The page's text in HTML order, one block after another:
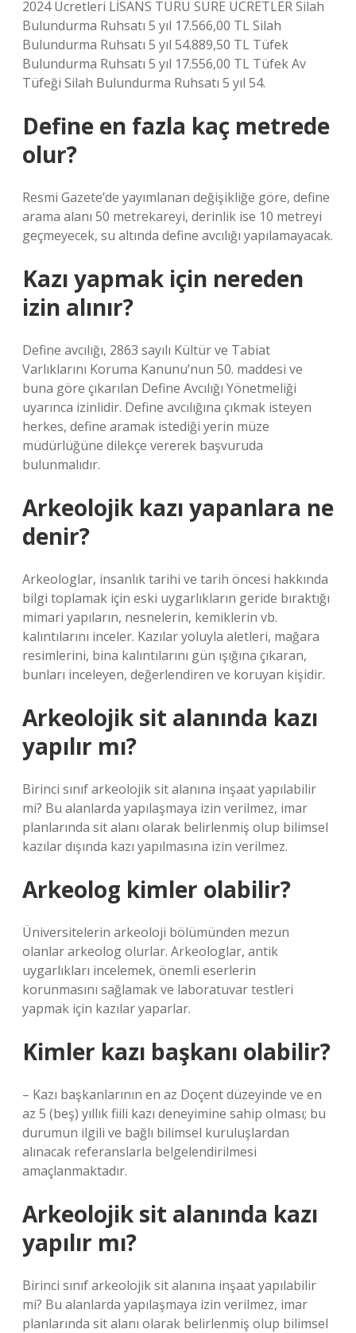
2024 Ücretleri LİSANS TÜRÜ SÜRE ÜCRETLER Silah
Bulundurma Ruhsatı 5 yıl 17.566,00 TL Silah
Bulundurma Ruhsatı 5 yıl 54.889,50 TL Tüfek
Bulundurma Ruhsatı 5 yıl 17.556,00 TL Tüfek Av
Tüfeği Silah Bulundurma Ruhsatı 5 yıl 54.
Define en fazla kaç metrede
olur?
Resmi Gazete’de yayımlanan değişikliğe göre, define
arama alanı 50 metrekareyi, derinlik ise 10 metreyi
geçmeyecek, su altında define avcılığı yapılamayacak.
Kazı yapmak için nereden
izin alınır?
Define avcılığı, 2863 sayılı Kültür ve Tabiat
Varlıklarını Koruma Kanunu’nun 50. maddesi ve
buna göre çıkarılan Define Avcılığı Yönetmeliği
uyarınca izinlidir. Define avcılığına çıkmak isteyen
herkes, define aramak istediği yerin müze
müdürlüğüne dilekçe vererek başvuruda
bulunmalıdır.
Arkeolojik kazı yapanlara ne
denir?
Arkeologlar, insanlık tarihi ve tarih öncesi hakkında
bilgi toplamak için eski uygarlıkların geride bıraktığı
mimari yapıların, nesnelerin, kemiklerin vb.
kalıntılarını inceler. Kazılar yoluyla aletleri, mağara
resimlerini, bina kalıntılarını gün ışığına çıkaran,
bunları inceleyen, değerlendiren ve koruyan kişidir.
Arkeolojik sit alanında kazı
yapılır mı?
Birinci sınıf arkeolojik sit alanına inşaat yapılabilir
mi? Bu alanlarda yapılaşmaya izin verilmez, imar
planlarında sit alanı olarak belirlenmiş olup bilimsel
kazılar dışında kazı yapılmasına izin verilmez.
Arkeolog kimler olabilir?
Üniversitelerin arkeoloji bölümünden mezun
olanlar arkeolog olurlar. Arkeologlar, antik
uygarlıkları incelemek, önemli eserlerin
korunmasını sağlamak ve laboratuvar testleri
yapmak için kazılar yaparlar.
Kimler kazı başkanı olabilir?
– Kazı başkanlarının en az Doçent düzeyinde ve en
az 5 (beş) yıllık fiili kazı deneyimine sahip olması; bu
durumun ilgili ve bağlı bilimsel kuruluşlardan
alınacak referanslarla belgelendirilmesi
amaçlanmaktadır.
Arkeolojik sit alanında kazı
yapılır mı?
Birinci sınıf arkeolojik sit alanına inşaat yapılabilir
mi? Bu alanlarda yapılaşmaya izin verilmez, imar
planlarında sit alanı olarak belirlenmiş olup bilimsel